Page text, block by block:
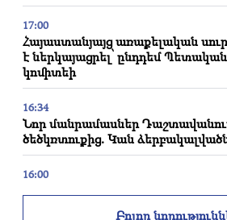
17:00
Հայաստանյայց առաքելական
է ներկայացրել՝ ընդդեմ
կոմիտեի
16:34
Նոր մանրամասներ
ծեծկռտուքից. Կան
16:00
Բոլոր